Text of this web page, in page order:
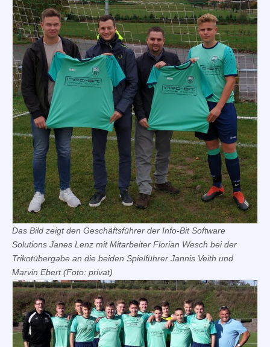
Das Bild zeigt den Geschäftsführer der Info-Bit Software
Solutions Janes Lenz mit Mitarbeiter Florian Wesch bei der
Trikotübergabe an die beiden Spielführer Jannis Veith und
Marvin Ebert (Foto: privat)